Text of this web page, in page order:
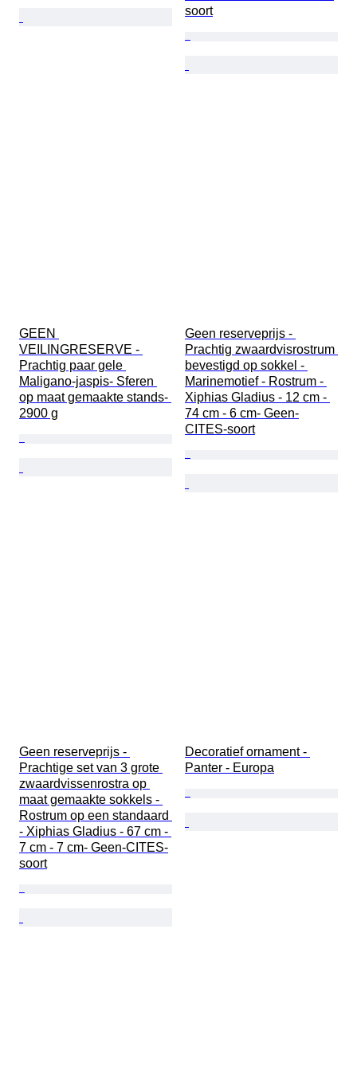
soort
GEEN
VEILINGRESERVE -
Prachtig paar gele
Maligano-jaspis- Sferen
op maat gemaakte stands-
2900 g
Geen reserveprijs -
Prachtig zwaardvisrostrum
bevestigd op sokkel -
Marinemotief - Rostrum -
Xiphias Gladius - 12 cm -
74 cm - 6 cm- Geen-
CITES-soort
Geen reserveprijs -
Prachtige set van 3 grote
zwaardvissenrostra op
maat gemaakte sokkels -
Rostrum op een standaard
- Xiphias Gladius - 67 cm -
7 cm - 7 cm- Geen-CITES-
soort
Decoratief ornament -
Panter - Europa